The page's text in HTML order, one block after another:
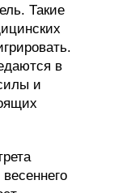
Такие
в
и